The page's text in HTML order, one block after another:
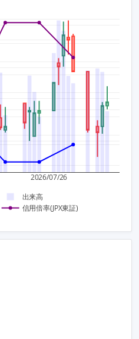
2026/07/26
出来高
信用倍率(JPX東証)